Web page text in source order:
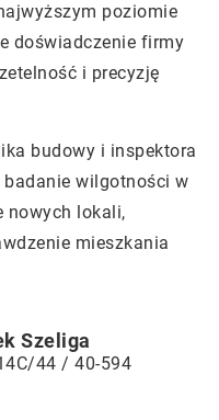
poziomie
doświadczenie firmy
i precyzję
budowy i inspektora
badanie wilgotności w
nowych lokali,
mieszkania
Szeliga
44 / 40-594